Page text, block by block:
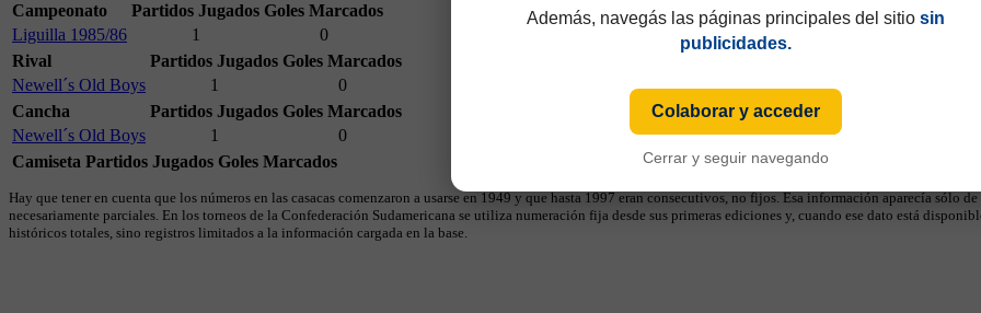
Campeonato
Partidos Jugados Goles Marcados
Liguilla 1985/86
1
0
Rival
Partidos Jugados Goles Marcados
Newell´s Old Boys
1
0
Cancha
Partidos Jugados Goles Marcados
Newell´s Old Boys
1
0
Camiseta Partidos Jugados Goles Marcados
Hay que tener en cuenta que los números en las casacas comenzaron a usarse en 1949 y que hasta 1997 eran consecutivos, no fijos. Esa información aparecía sólo
necesariamente parciales. En los torneos de la Confederación Sudamericana se utiliza numeración fija desde sus primeras ediciones y, cuando ese dato está
históricos totales, sino registros limitados a la información cargada en la base.
Además, navegás las páginas principales del sitio sin
publicidades.
Colaborar y acceder
Cerrar y seguir navegando